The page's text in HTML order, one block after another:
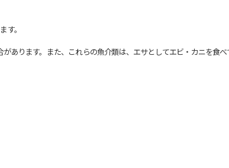
す。
ります。また、これらの魚介類は、エサとしてエビ・カニを食べ